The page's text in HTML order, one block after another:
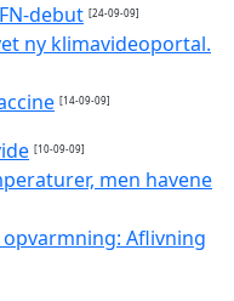
debut [24-09-09]
ny klimavideoportal.
[14-09-09]
[10-09-09]
men havene
Aflivning